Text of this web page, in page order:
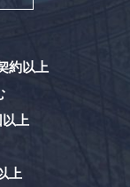
約以上
以上
以上